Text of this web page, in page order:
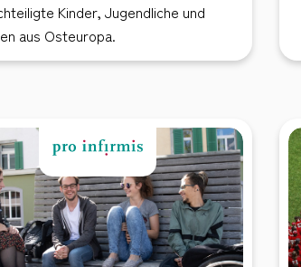
Kinder, Jugendliche und
aus Osteuropa.